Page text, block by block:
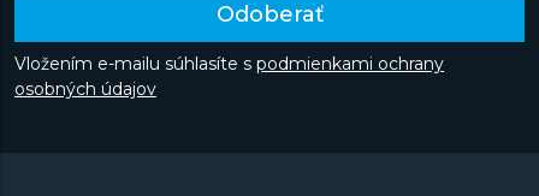
a následne aj Majstrovstvá sveta v klasickom lyžovaní v
nemeckom Oberstdorfe alebo hrdým partnerom
stajne Redbull Suaber-Petronas Formule 1. Objavte
automatické hodinky v nadčasovom dizajne alebo
Odoberať
Vložením e-mailu súhlasíte s podmienkami ochrany
osobných údajov